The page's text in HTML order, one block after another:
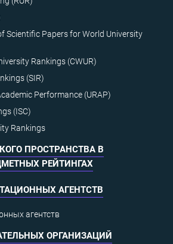
Scientific Papers for World University
Rankings (CWUR)
(SIR)
Performance (URAP)
(ISC)
Rankings
ПРОСТРАНСТВА В
РЕЙТИНГАХ
АГЕНТСТВ
агентств
ОРГАНИЗАЦИЙ